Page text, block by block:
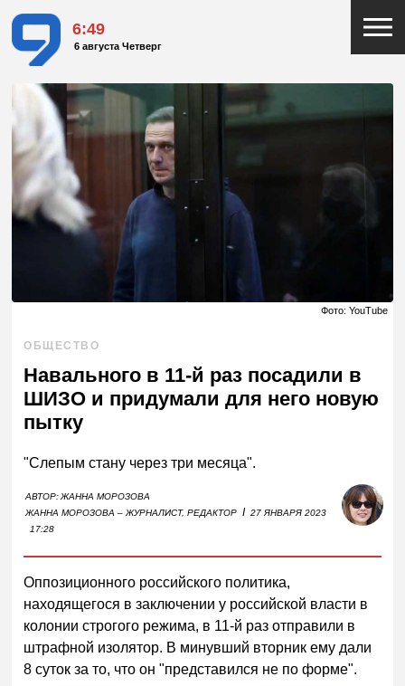
6:49
6 августа Четверг
Фото: YouTube
ОБЩЕСТВО
Навального в 11-й раз посадили в
ШИЗО и придумали для него новую
пытку
"Слепым стану через три месяца".
АВТОР:ЖАННА МОРОЗОВА
ЖАННА МОРОЗОВА – ЖУРНАЛИСТ, РЕДАКТОР I 27 ЯНВАРЯ 2023
17:28
Оппозиционного российского политика,
находящегося в заключении у российской власти в
колонии строгого режима, в 11-й раз отправили в
штрафной изолятор. В минувший вторник ему дали
8 суток за то, что он "представился не по форме".